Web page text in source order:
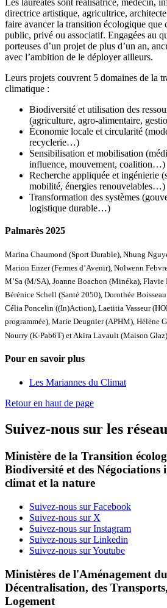
directrice artistique, agricultrice,
faire avancer la transition écologique que
public, privé ou associatif. Engagées au
porteuses d’un projet de plus d’un an,
avec l’ambition de le déployer ailleurs.
Leurs projets couvrent 5 domaines de la
climatique :
Biodiversité et utilisation des
(agriculture, agro-alimentaire,
Économie locale et circularité
recyclerie…)
Sensibilisation et mobilisation
influence, mouvement, coalition…)
Recherche appliquée et ingénierie
mobilité, énergies renouvelables…)
Transformation des systèmes
logistique durable…)
Palmarès 2025
Marina Chaumond (Sport Durable), Nhung
Marion Enzer (Fermes d’Avenir), Nolwenn
M’Sa (M/SA), Joanne Boachon (Minéka),
Bérénice Schell (Santé 2050), Dorothée
Célia Poncelin ((In)Action), Laetitia Vasseur
programmée), Marie Deugnier (APHM), Hélène
Nourry (K-Pab6T) et Akira Lavault (Maison Glaz).
Pour en savoir plus
Les Mariannes du Climat
Retour en haut de page
Suivez-nous sur les
Ministère de la Transition
Biodiversité et des Négociations
climat et la nature
Suivez-nous sur Facebook
Suivez-nous sur X
Suivez-nous sur Instagram
Suivez-nous sur Linkedin
Suivez-nous sur Youtube
Ministères de l'Aménagement
Décentralisation, des
Logement